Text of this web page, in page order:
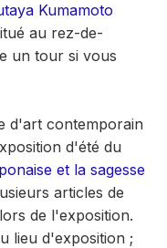
Kumamoto
au rez-de-
un tour si vous
d'art contemporain
d'été du
et la sagesse
articles de
de l'exposition.
lieu d'exposition ;